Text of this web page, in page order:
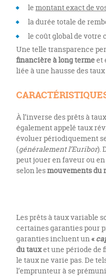
le montant exact de
la durée totale de
le coût global de votre
Une telle transparence
financière à long termeet
liée à une hausse des
À l’inverse des prêts à
également appelé taux
évoluer périodiquement
(généralement l’Euribor).
peut jouer en faveur ou
selon lesmouvements du
Les prêts à taux variable
certaines garanties pour
garanties incluent un«
du tauxet une période de
le taux ne varie pas. De
l’emprunteur à se